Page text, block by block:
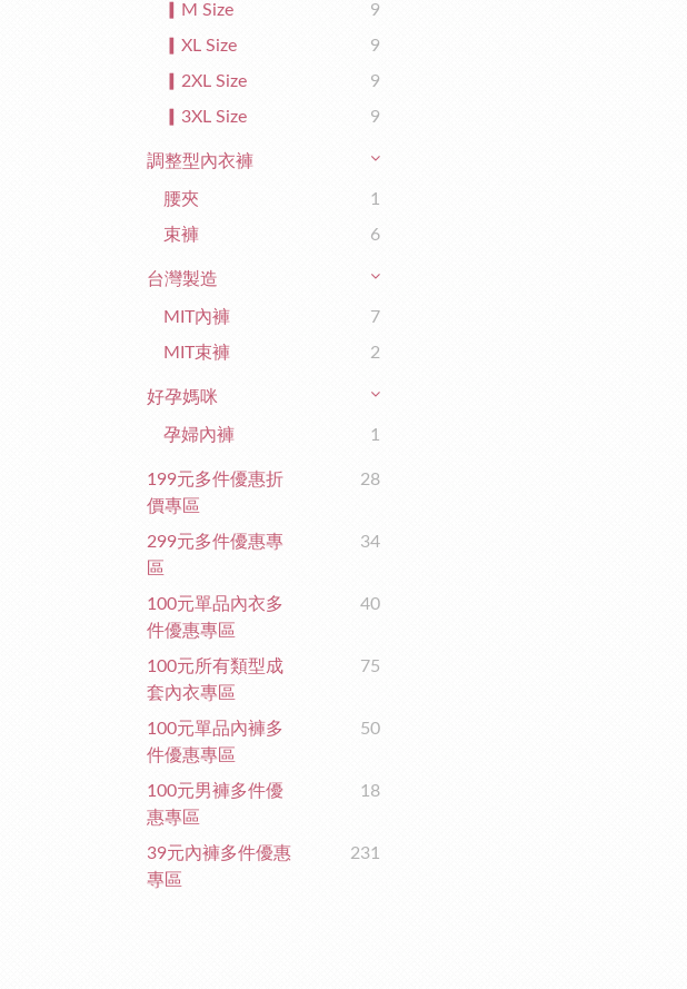
▎M Size
9
▎XL Size
9
▎2XL Size
9
▎3XL Size
9
調整型內衣褲
腰夾
1
束褲
6
台灣製造
MIT內褲
7
MIT束褲
2
好孕媽咪
孕婦內褲 1
199元多件優惠折
價專區
28
299元多件優惠專
區
34
100元單品內衣多
件優惠專區
40
100元所有類型成
套內衣專區
75
100元單品內褲多
件優惠專區
50
100元男褲多件優
惠專區
18
39元內褲多件優惠
專區
231